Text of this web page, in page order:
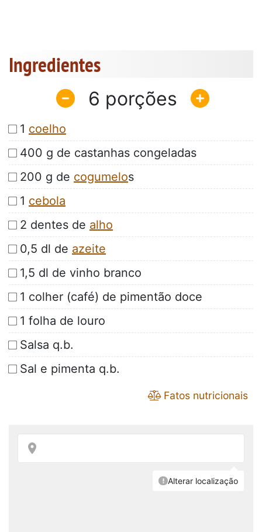
Ingredientes
6
1 coelho
400 g de castanhas congeladas
200 g de cogumelos
1 cebola
2 dentes de alho
0,5 dl de azeite
1,5 dl de vinho branco
1 colher (café) de pimentão doce
1 folha de louro
Salsa q.b.
Sal e pimenta q.b.
Fatos nutricionais